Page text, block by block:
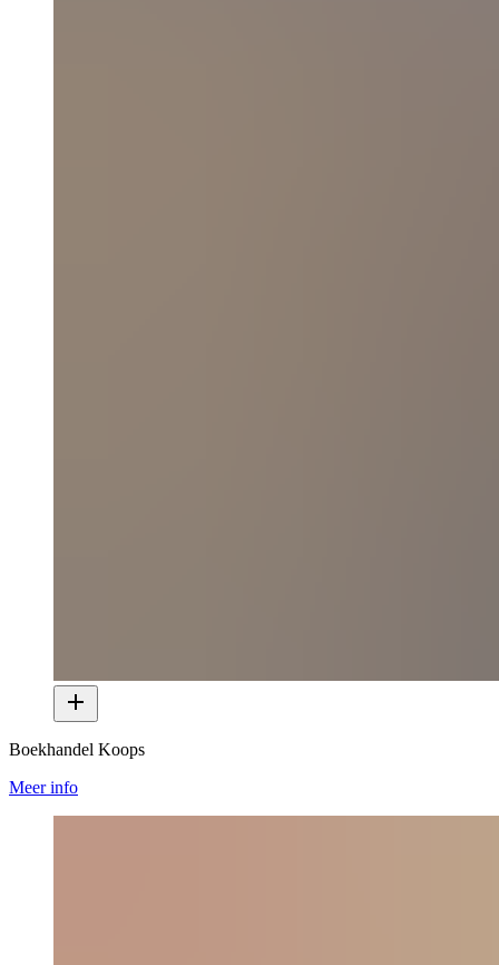
Boekhandel Koops
Meer info